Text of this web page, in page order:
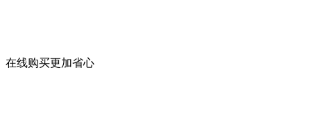
在线购买更加省心